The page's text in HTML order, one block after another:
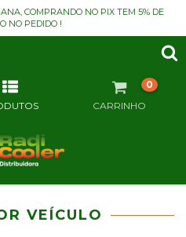
COMPRANDO NO PIX TEM 5% DE
NO PEDIDO !
CARRINHO
0
VEÍCULO